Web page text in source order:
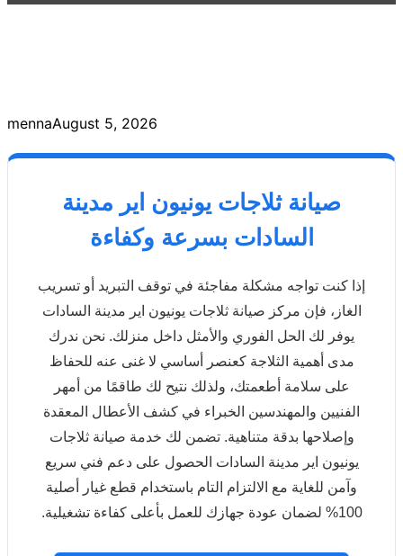
mennaAugust 5, 2026
صيانة ثلاجات يونيون اير مدينة
السادات بسرعة وكفاءة
إذا كنت تواجه مشكلة مفاجئة في توقف التبريد أو تسريب
الغاز، فإن مركز صيانة ثلاجات يونيون اير مدينة السادات
يوفر لك الحل الفوري والأمثل داخل منزلك. نحن ندرك
مدى أهمية الثلاجة كعنصر أساسي لا غنى عنه للحفاظ
على سلامة أطعمتك، ولذلك نتيح لك طاقمًا من أمهر
الفنيين والمهندسين الخبراء في كشف الأعطال المعقدة
وإصلاحها بدقة متناهية. تضمن لك خدمة صيانة ثلاجات
يونيون اير مدينة السادات الحصول على دعم فني سريع
وآمن للغاية مع الالتزام التام باستخدام قطع غيار أصلية
100% لضمان عودة جهازك للعمل بأعلى كفاءة تشغيلية.